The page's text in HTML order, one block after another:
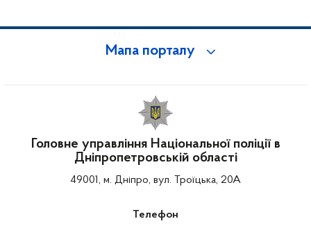
Мапа порталу
Головне управління Національної поліції в
Дніпропетровській області
49001, м. Дніпро, вул. Троїцька, 20А
Телефон